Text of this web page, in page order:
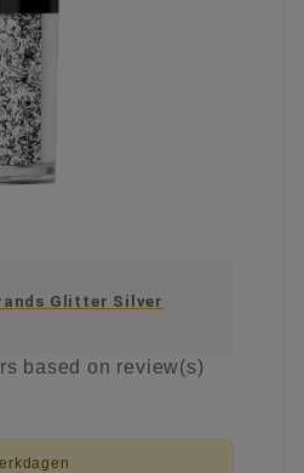
Glitter Silver
based on review(s)